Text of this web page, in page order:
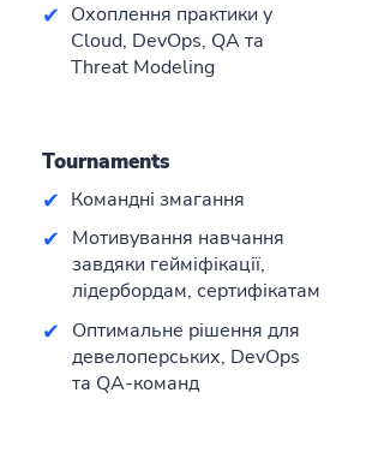
✔ Охоплення практики у
Cloud, DevOps, QA та
Threat Modeling
Tournaments
✔ Командні змагання
✔ Мотивування навчання
завдяки гейміфікації,
лідербордам, сертифікатам
✔ Оптимальне рішення для
девелоперських, DevOps
та QA-команд